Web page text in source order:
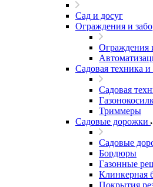
Сад и досуг
Ограждения и
Ограждения
Садовая техника
Садовая
Триммеры
Садовые дорожки
Садовые
Бордюры
Газонные
Клинкерная
Покрытия